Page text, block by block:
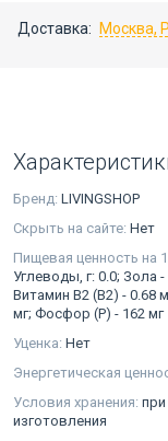
Доставка: Москва,
Бренд: LIVINGSHOP
Скрыть на сайте: Нет
Пищевая ценность на
Углеводы, г: 0.0; Зола -
Витамин В2 (В2) - 0.68
мг; Фосфор (P) - 162 мг
Уценка: Нет
Энергетическая
Условия хранения: при
изготовления